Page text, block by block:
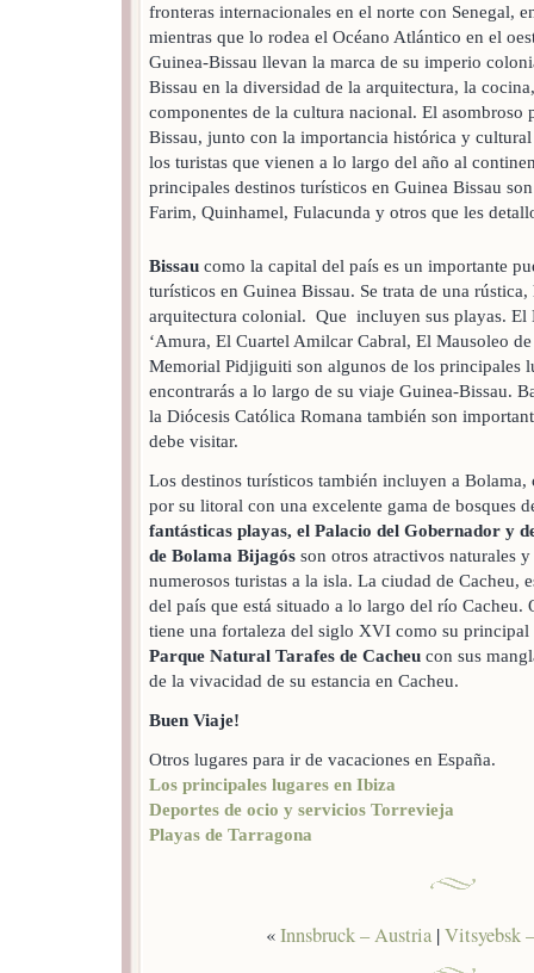
fronteras internacionales en el norte con Senegal,
mientras que lo rodea el Océano Atlántico en el
Guinea-Bissau llevan la marca de su imperio
Bissau en la diversidad de la arquitectura, la
componentes de la cultura nacional. El asombroso
Bissau, junto con la importancia histórica y
los turistas que vienen a lo largo del año al
principales destinos turísticos en Guinea Bissau
Farim, Quinhamel, Fulacunda y otros que les
Bissau como la capital del país es un importante
turísticos en Guinea Bissau. Se trata de una
arquitectura colonial. Que incluyen sus playas. El
‘Amura, El Cuartel Amilcar Cabral, El Mausoleo
Memorial Pidjiguiti son algunos de los principales
encontrarás a lo largo de su viaje Guinea-Bissau.
la Diócesis Católica Romana también son
debe visitar.
Los destinos turísticos también incluyen a
por su litoral con una excelente gama de bosques
fantásticas playas, el Palacio del Gobernador y
de Bolama Bijagós son otros atractivos naturales
numerosos turistas a la isla. La ciudad de Cacheu,
del país que está situado a lo largo del río
tiene una fortaleza del siglo XVI como su
Parque Natural Tarafes de Cacheu con sus
de la vivacidad de su estancia en Cacheu.
Buen Viaje!
Otros lugares para ir de vacaciones en España.
Los principales lugares en Ibiza
Deportes de ocio y servicios Torrevieja
Playas de Tarragona
«Innsbruck – Austria |Vitsyebsk